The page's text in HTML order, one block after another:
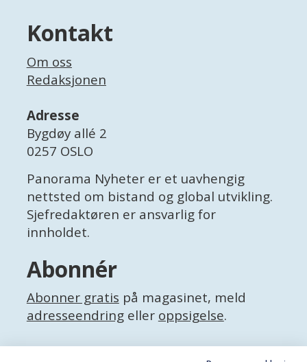
Kontakt
Om oss
Redaksjonen
Adresse
Bygdøy allé 2
0257 OSLO
Panorama Nyheter er et uavhengig
nettsted om bistand og global utvikling.
Sjefredaktøren er ansvarlig for
innholdet.
Abonnér
Abonner gratis på magasinet, meld
adresseendringeller oppsigelse.
Facebook